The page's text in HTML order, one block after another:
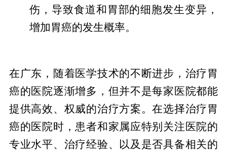
伤，导致食道和胃部的细胞发生变异，
增加胃癌的发生概率。
在广东，随着医学技术的不断进步，治疗胃
癌的医院逐渐增多，但并不是每家医院都能
提供高效、权威的治疗方案。在选择治疗胃
癌的医院时，患者和家属应特别关注医院的
专业水平、治疗经验、以及是否具备相关的